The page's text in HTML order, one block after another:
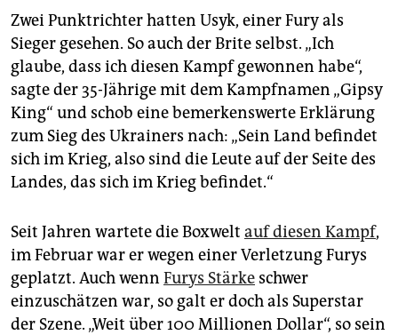
Zwei Punktrichter hatten Usyk, einer Fury als
Sieger gesehen. So auch der Brite selbst. „Ich
glaube, dass ich diesen Kampf gewonnen habe“,
sagte der 35-Jährige mit dem Kampfnamen „Gipsy
King“ und schob eine bemerkenswerte Erklärung
zum Sieg des Ukrainers nach: „Sein Land befindet
sich im Krieg, also sind die Leute auf der Seite des
Landes, das sich im Krieg befindet.“
Seit Jahren wartete die Boxwelt auf diesen Kampf,
im Februar war er wegen einer Verletzung Furys
geplatzt. Auch wenn Furys Stärke schwer
einzuschätzen war, so galt er doch als Superstar
der Szene. „Weit über 100 Millionen Dollar“, so sein